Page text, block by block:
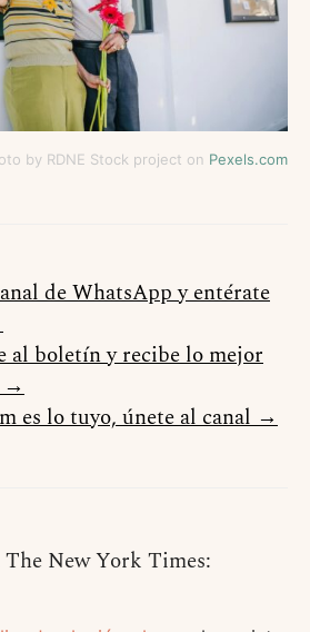
by RDNE Stock project on Pexels.com
de WhatsApp y entérate
al boletín y recibe lo mejor
→
es lo tuyo, únete al canal →
New York Times: